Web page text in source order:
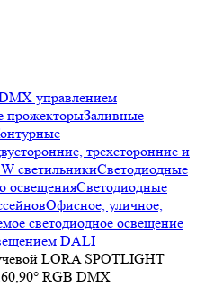
управлением
прожекторыЗаливные
трехсторонние и
светильникиСветодиодные
освещенияСветодиодные
Офисное, уличное,
светодиодное освещение
DALI
LORA SPOTLIGHT
RGB DMX